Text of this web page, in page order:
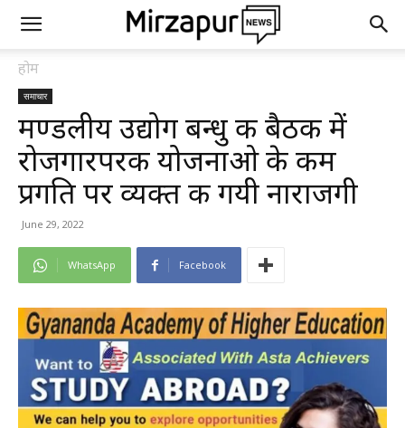
होम
समाचार
मण्डलीय उद्योग बन्धु की बैठक में
रोजगारपरक योजनाओ के कम
प्रगति पर व्यक्त की गयी नाराजगी
June 29, 2022
WhatsApp Facebook